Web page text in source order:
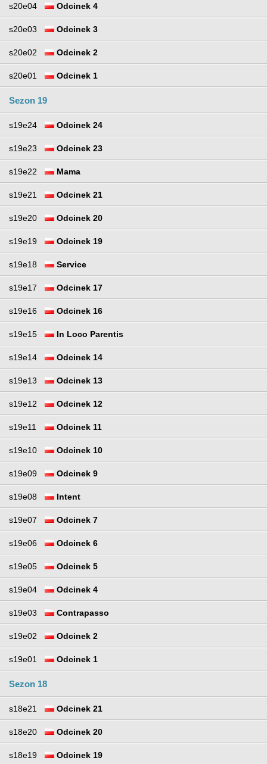
s20e04 Odcinek 4
s20e03 Odcinek 3
s20e02 Odcinek 2
s20e01 Odcinek 1
Sezon 19
s19e24 Odcinek 24
s19e23 Odcinek 23
s19e22 Mama
s19e21 Odcinek 21
s19e20 Odcinek 20
s19e19 Odcinek 19
s19e18 Service
s19e17 Odcinek 17
s19e16 Odcinek 16
s19e15 In Loco Parentis
s19e14 Odcinek 14
s19e13 Odcinek 13
s19e12 Odcinek 12
s19e11 Odcinek 11
s19e10 Odcinek 10
s19e09 Odcinek 9
s19e08 Intent
s19e07 Odcinek 7
s19e06 Odcinek 6
s19e05 Odcinek 5
s19e04 Odcinek 4
s19e03 Contrapasso
s19e02 Odcinek 2
s19e01 Odcinek 1
Sezon 18
s18e21 Odcinek 21
s18e20 Odcinek 20
s18e19 Odcinek 19